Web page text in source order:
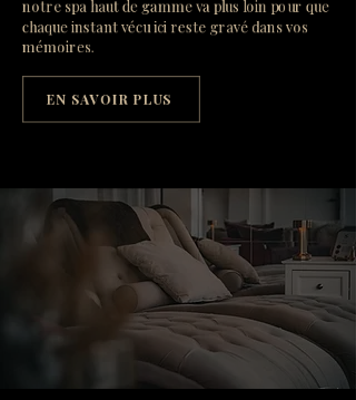
notre spa haut de gamme va plus loin pour que
chaque instant vécu ici reste gravé dans vos
mémoires.
EN SAVOIR PLUS